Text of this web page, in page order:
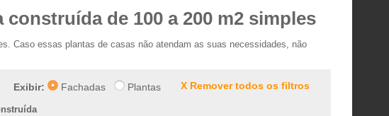
de 100 a 200 m2 simples
Caso essas plantas de casas não atendam as suas necessidades, não
X Remover todos os filtros
Exibir: Fachadas Plantas